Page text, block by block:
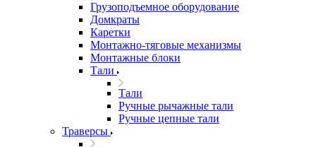
Грузоподъемное оборудование
Домкраты
Каретки
Монтажно-тяговые механизмы
Монтажные блоки
Тали
Тали
Ручные рычажные тали
Ручные цепные тали
Траверсы